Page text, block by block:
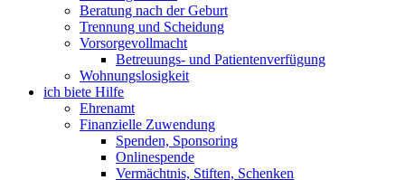
Beratung nach der Geburt
Trennung und Scheidung
Vorsorgevollmacht
Betreuungs- und Patientenverfügung
Wohnungslosigkeit
ich biete Hilfe
Ehrenamt
Finanzielle Zuwendung
Spenden, Sponsoring
Onlinespende
Vermächtnis, Stiften, Schenken